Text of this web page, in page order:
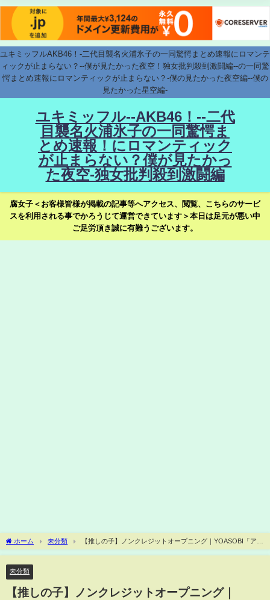
ユキミッフルAKB46！-二代目襲名火浦氷子の一同驚愕まとめ速報にロマンテ
ィックが止まらない？--僕が見たかった夜空！独女批判殺到激闘編--の一同驚
愕まとめ速報にロマンティックが止まらない？-僕の見たかった夜空編--僕の
見たかった星空編-
ユキミッフル--AKB46！--二代
目襲名火浦氷子の一同驚愕ま
とめ速報！にロマンティック
が止まらない？僕が見たかっ
た夜空-独女批判殺到激闘編
腐女子＜お客様皆様が掲載の記事等へアクセス、閲覧、こちらのサービ
スを利用される事でかろうじて運営できています＞本日は足元が悪い中
ご足労頂き誠に有難うございます。
ホーム 未分類
【推しの子】ノンクレジットオープニング｜YOASOBI「アイ
ドル」
未分類
【推しの子】ノンクレジットオープニング｜